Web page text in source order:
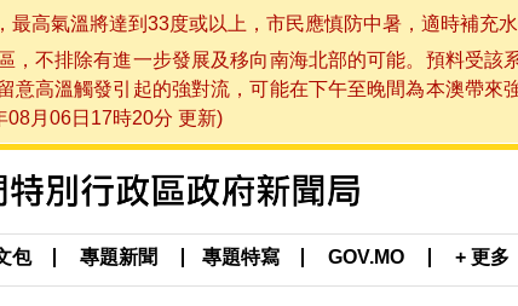
高氣溫將達到33度或以上，市民應慎防中暑，適時補充
，不排除有進一步發展及移向南海北部的可能。預料受
高溫觸發引起的強對流，可能在下午至晚間為本澳帶來
08月06日17時20分 更新)
包 專題新聞 專題特寫 GOV.MO + 更多